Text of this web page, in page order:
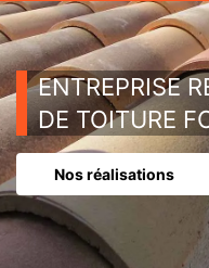
ENTREPRISE
DE TOITURE
Nos réalisations